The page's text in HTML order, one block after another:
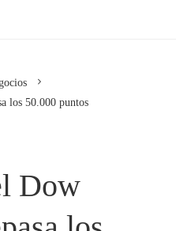
los 50.000 puntos
Dow